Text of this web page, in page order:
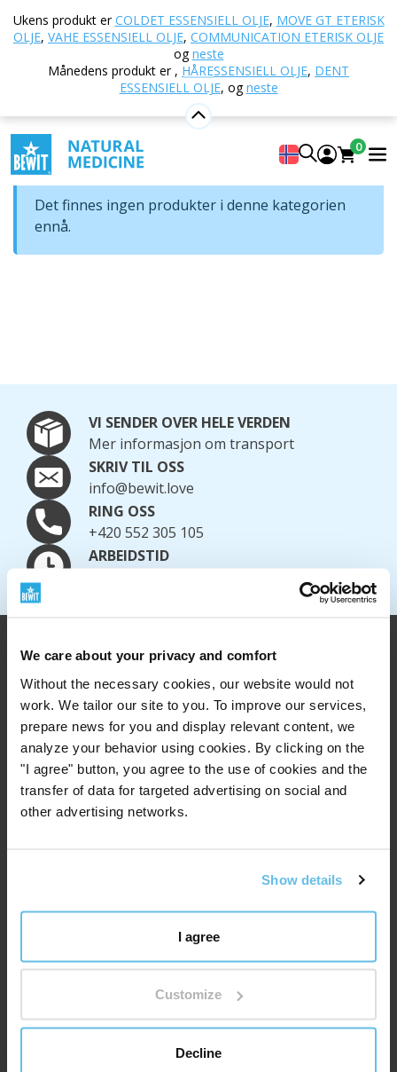
We care about your privacy and comfort
Without the necessary cookies, our website would not
work. We tailor our site to you. To improve our services,
prepare news for you and display relevant content, we
analyze your behavior using cookies. By clicking on the
"I agree" button, you agree to the use of cookies and the
transfer of data for targeted advertising on social and
other advertising networks.
Show details
I agree
Customize
Decline
Ukens produkt erCOLDET ESSENSIELL OLJE, MOVE GT ETERISK
OLJE, VAHE ESSENSIELL OLJE, COMMUNICATION ETERISK OLJE
ogneste
Månedens produkt er , HÅRESSENSIELL OLJE, DENT
ESSENSIELL OLJE, ogneste
0
Hjem E-butikk
Ansiktsmasker
Ansiktsmasker
Rekkefølge
Det finnes ingen produkter i denne kategorien
ennå.
VI SENDER OVER HELE VERDEN
Mer informasjon om transport
SKRIV TIL OSS
info@bewit.love
RING OSS
+420 552 305 105
ARBEIDSTID
Medisinsk og vitenskapelig rådgivende utvalg
Åpen dag hos BEWIT
Karriere